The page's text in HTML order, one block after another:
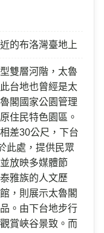
的布洛灣臺地上
雙層河階，太魯
台地也曾經是太
閣國家公園管理
住民特色園區。
差30公尺，下台
此處，提供民眾
放映多媒體節
雅族的人文歷
，則展示太魯閣
。由下台地步行
賞峽谷景致。而